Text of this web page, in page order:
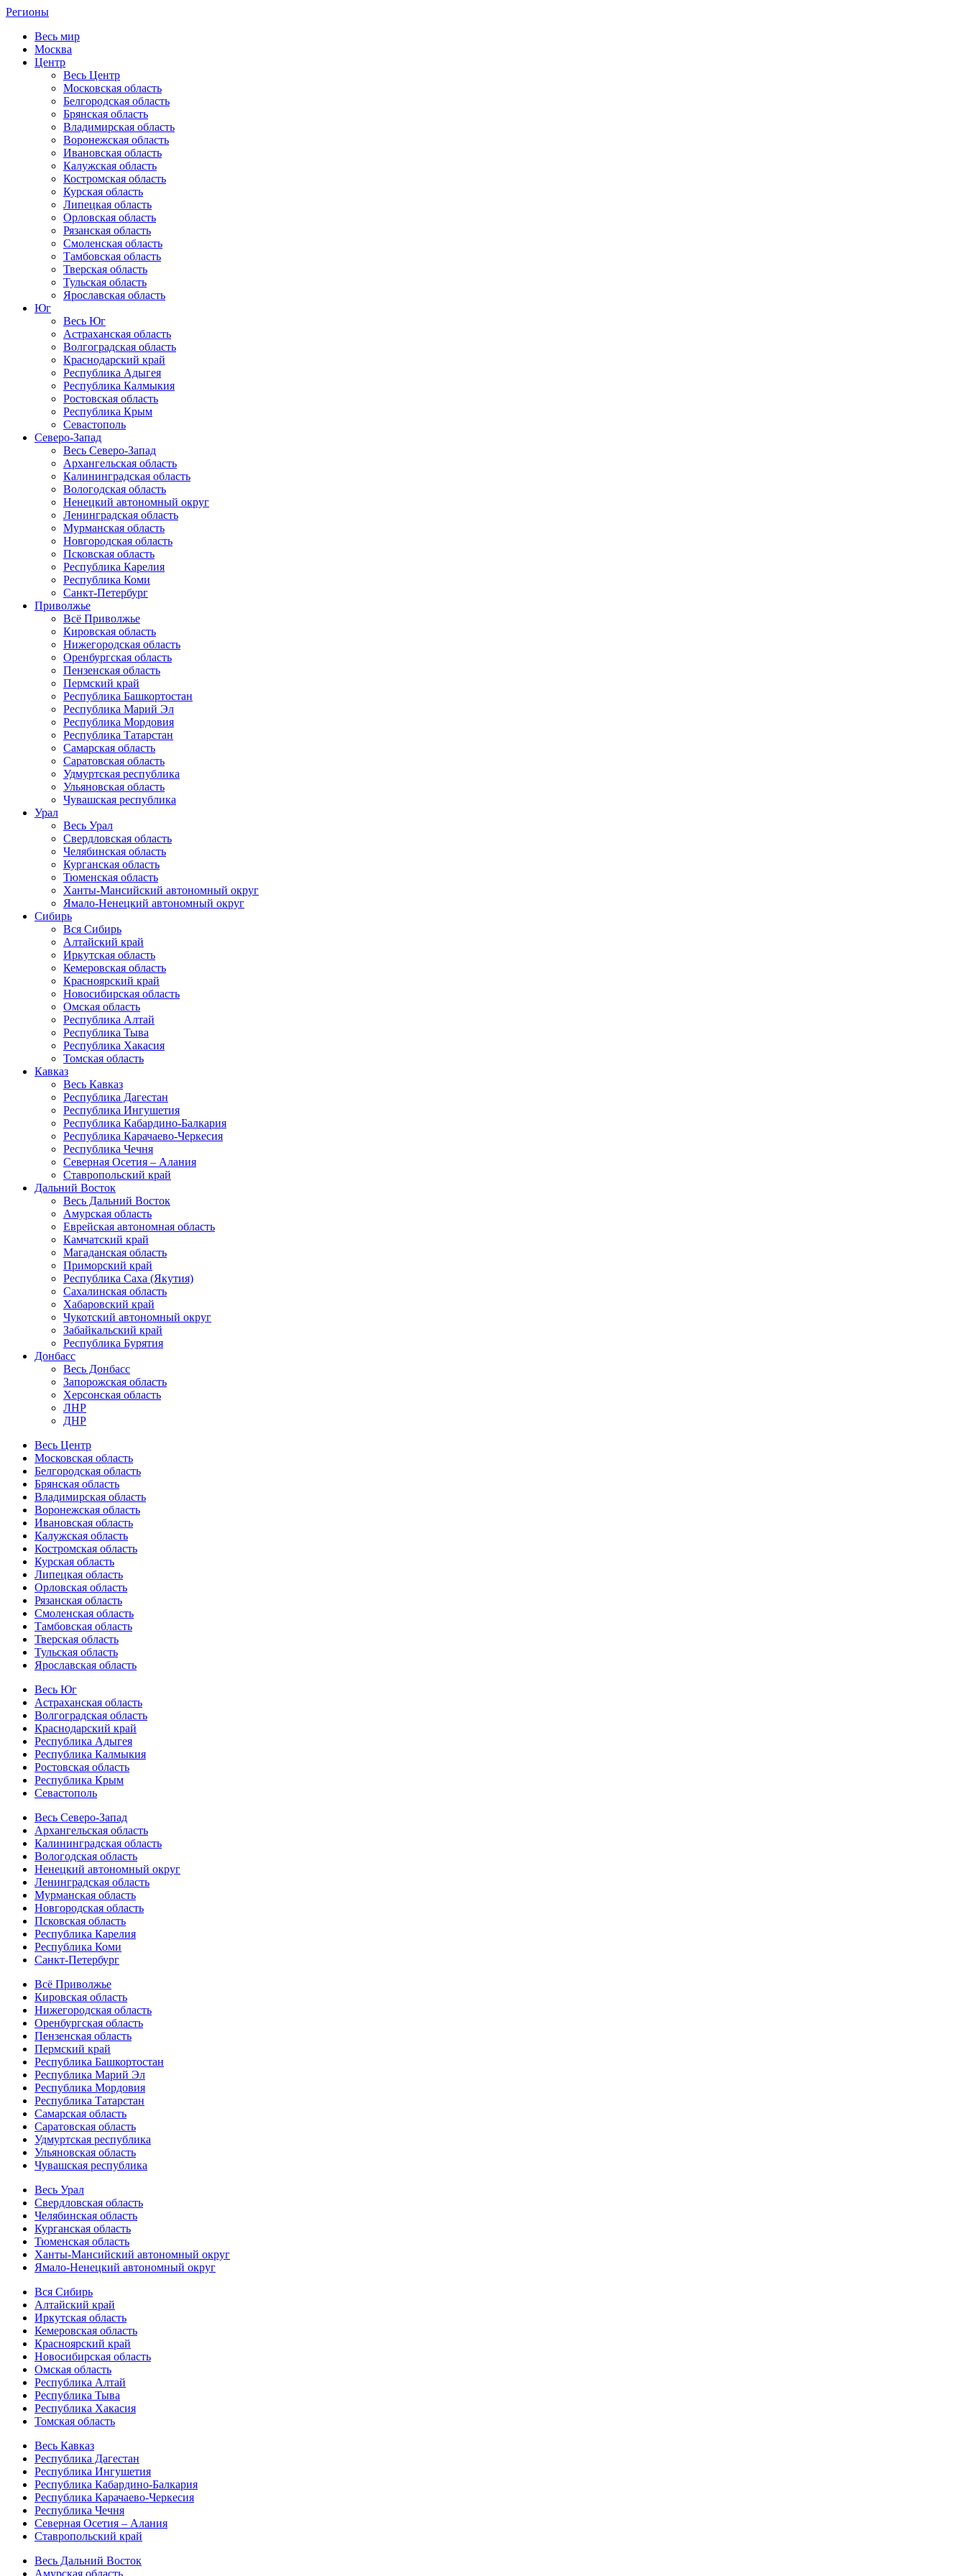
Регионы
Весь мир
Москва
Центр
Весь Центр
Московская область
Белгородская область
Брянская область
Владимирская область
Воронежская область
Ивановская область
Калужская область
Костромская область
Курская область
Липецкая область
Орловская область
Рязанская область
Смоленская область
Тамбовская область
Тверская область
Тульская область
Ярославская область
Юг
Весь Юг
Астраханская область
Волгоградская область
Краснодарский край
Республика Адыгея
Республика Калмыкия
Ростовская область
Республика Крым
Севастополь
Северо-Запад
Весь Северо-Запад
Архангельская область
Калининградская область
Вологодская область
Ненецкий автономный округ
Ленинградская область
Мурманская область
Новгородская область
Псковская область
Республика Карелия
Республика Коми
Санкт-Петербург
Приволжье
Всё Приволжье
Кировская область
Нижегородская область
Оренбургская область
Пензенская область
Пермский край
Республика Башкортостан
Республика Марий Эл
Республика Мордовия
Республика Татарстан
Самарская область
Саратовская область
Удмуртская республика
Ульяновская область
Чувашская республика
Урал
Весь Урал
Свердловская область
Челябинская область
Курганская область
Тюменская область
Ханты-Мансийский автономный округ
Ямало-Ненецкий автономный округ
Сибирь
Вся Сибирь
Алтайский край
Иркутская область
Кемеровская область
Красноярский край
Новосибирская область
Омская область
Республика Алтай
Республика Тыва
Республика Хакасия
Томская область
Кавказ
Весь Кавказ
Республика Дагестан
Республика Ингушетия
Республика Кабардино-Балкария
Республика Карачаево-Черкесия
Республика Чечня
Северная Осетия – Алания
Ставропольский край
Дальний Восток
Весь Дальний Восток
Амурская область
Еврейская автономная область
Камчатский край
Магаданская область
Приморский край
Республика Саха (Якутия)
Сахалинская область
Хабаровский край
Чукотский автономный округ
Забайкальский край
Республика Бурятия
Донбасс
Весь Донбасс
Запорожская область
Херсонская область
ЛНР
ДНР
Весь Центр
Московская область
Белгородская область
Брянская область
Владимирская область
Воронежская область
Ивановская область
Калужская область
Костромская область
Курская область
Липецкая область
Орловская область
Рязанская область
Смоленская область
Тамбовская область
Тверская область
Тульская область
Ярославская область
Весь Юг
Астраханская область
Волгоградская область
Краснодарский край
Республика Адыгея
Республика Калмыкия
Ростовская область
Республика Крым
Севастополь
Весь Северо-Запад
Архангельская область
Калининградская область
Вологодская область
Ненецкий автономный округ
Ленинградская область
Мурманская область
Новгородская область
Псковская область
Республика Карелия
Республика Коми
Санкт-Петербург
Всё Приволжье
Кировская область
Нижегородская область
Оренбургская область
Пензенская область
Пермский край
Республика Башкортостан
Республика Марий Эл
Республика Мордовия
Республика Татарстан
Самарская область
Саратовская область
Удмуртская республика
Ульяновская область
Чувашская республика
Весь Урал
Свердловская область
Челябинская область
Курганская область
Тюменская область
Ханты-Мансийский автономный округ
Ямало-Ненецкий автономный округ
Вся Сибирь
Алтайский край
Иркутская область
Кемеровская область
Красноярский край
Новосибирская область
Омская область
Республика Алтай
Республика Тыва
Республика Хакасия
Томская область
Весь Кавказ
Республика Дагестан
Республика Ингушетия
Республика Кабардино-Балкария
Республика Карачаево-Черкесия
Республика Чечня
Северная Осетия – Алания
Ставропольский край
Весь Дальний Восток
Амурская область